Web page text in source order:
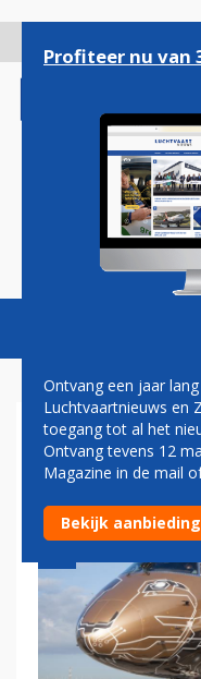
gaan
Magazine
KIJKTIP:
Profiteer nu van
Ontvang een jaar
Luchtvaartnieuws en
toegang tot al het
Ontvang tevens 12
Magazine in de mail
Bekijk aanbieding